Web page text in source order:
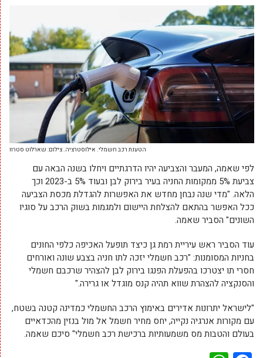
הטענת רכב חשמלי. אילוסטרציה. צילום: שארלוט סטרוו
לפי שאמה, המעבר והצביעה יהיו הדרגתיים ויחלו בשנה הבאה עם
צביעת 5% ממקומות החניה בעיר בירוק לבן ובעוד 5% ב-2023 וכך
הלאה. "מדי שנה נבחן מחדש את האפשרות להגדלת מכסת הצביעה
ככל האפשר בהתאם להצלחת היישום ולמגמות בשוק הרכב על סוגיו
השונים" הסביר שאמה.
עוד הסביר ראש עיריית רמת גן כיצד תופעל האכיפה כלפי החונים
בחניות המסומנות: "רכב חשמלי יזכה לתו חניה בצבע שונה ואורחים
חסרי תו יצטרכו בהפעלת הפנגו בירוק לבן להצהיר שרכבם חשמלי
והסנקציה להצהרת שווא תהיה קנס מוגדל או גרירה."
"לישראל יתרונות אדירים באימוץ הרכב החשמלי כמדינה קטנה בשטח,
עם מקורות אנרגיה נקייה, יחס מחיר חשמל אל מול בנזין מהכדאיים
בעולם והטבות מס משמעותיות ברכישת רכב חשמלי" סיכם שאמה.